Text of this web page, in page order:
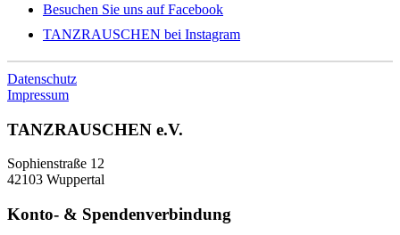
Besuchen Sie uns auf Facebook
TANZRAUSCHEN bei Instagram
Datenschutz
Impressum
TANZRAUSCHEN e.V.
Sophienstraße 12
42103 Wuppertal
Konto- & Spendenverbindung